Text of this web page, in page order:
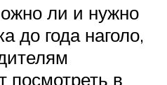
ли и нужно
до года наголо,
посмотреть в